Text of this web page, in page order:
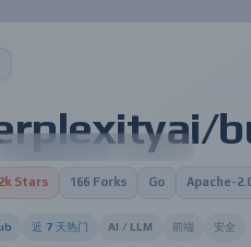
Stars 166 Forks Go Apache-
近 7 天热门 AI / LLM 前端 安全